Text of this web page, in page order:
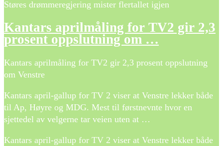
Støres drømmeregjering mister flertallet igjen
Kantars aprilmåling for TV2 gir 2,3
prosent oppslutning om …
Kantars aprilmåling for TV2 gir 2,3 prosent oppslutning
om Venstre
Kantars april-gallup for TV 2 viser at Venstre lekker både
til Ap, Høyre og MDG. Mest til førstnevnte hvor en
sjettedel av velgerne tar veien uten at …
Kantars april-gallup for TV 2 viser at Venstre lekker både